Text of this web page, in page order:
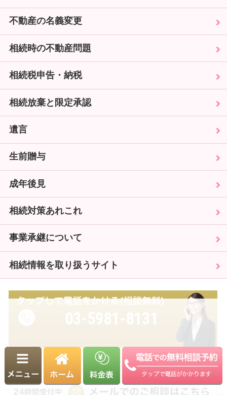
不動産の名義変更
相続時の不動産問題
相続税申告・納税
相続放棄と限定承認
遺言
生前贈与
成年後見
相続対策あれこれ
事業承継について
相続情報を取り扱うサイト
03-5981-8131
受付時間 9:00～18:00（平日）
※土日・祝日も相談可能（要予約）